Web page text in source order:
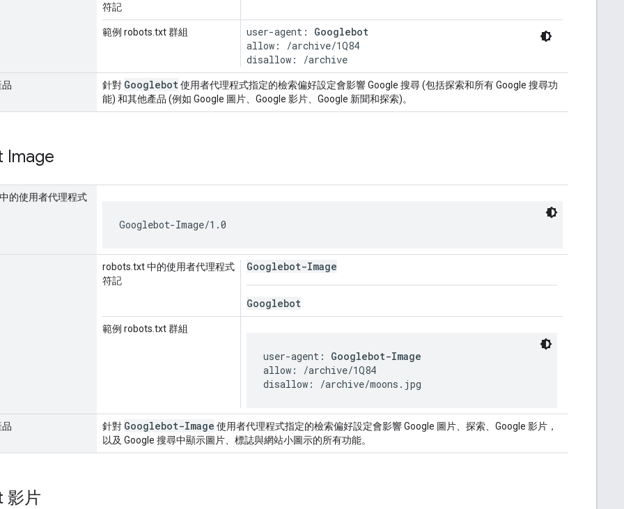
符記
範例 robots.txt 群組 user-agent: Googlebot
allow: /archive/1Q84
disallow: /archive
品 針對 Googlebot使用者代理程式指定的檢索偏好設定會影響 Google 搜尋 (包括探索和所有 Google 搜尋功
能) 和其他產品 (例如 Google 圖片、Google 影片、Google 新聞和探索)。
Image
中的使用者代理程式
Googlebot-Image/1.0
robots.txt 中的使用者代理程式
符記
Googlebot-Image
Googlebot
範例 robots.txt 群組
user-agent: Googlebot-Image
allow: /archive/1Q84
disallow: /archive/moons.jpg
品 針對 Googlebot-Image 使用者代理程式指定的檢索偏好設定會影響 Google 圖片、探索、Google 影片，
以及 Google 搜尋中顯示圖片、標誌與網站小圖示的所有功能。
影片